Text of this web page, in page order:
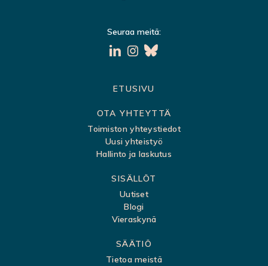
Seuraa meitä:
ETUSIVU
OTA YHTEYTTÄ
Toimiston yhteystiedot
Uusi yhteistyö
Hallinto ja laskutus
SISÄLLÖT
Uutiset
Blogi
Vieraskynä
SÄÄTIÖ
Tietoa meistä